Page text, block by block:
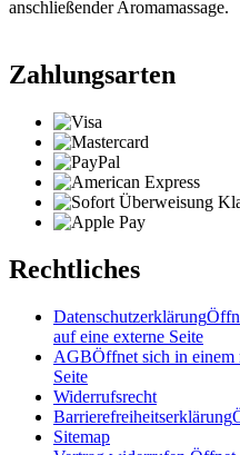
anschließender Aromamassage.
Zahlungsarten
Rechtliches
Datenschutzerklärung
auf eine externe Seite
AGBÖffnet sich in einem
Seite
Widerrufsrecht
Barrierefreiheitserklärung
Sitemap